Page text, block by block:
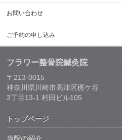
お問い合わせ
ご予約の申し込み
フラワー整骨院鍼灸院
〒213-0015
神奈川県川崎市高津区梶ケ谷
3丁目13-1 村田ビル105
トップページ